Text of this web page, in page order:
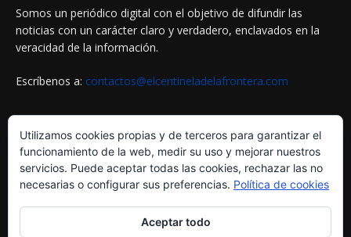
Somos un periódico digital con el objetivo de difundir las
noticias con un carácter claro y verdadero, enclavados en la
veracidad de la información.
Escríbenos a: contactos@elcentineladelafrontera.com
SIGUENOS EN
Utilizamos cookies propias y de terceros para garantizar el
funcionamiento de la web, medir su uso y mejorar nuestros
servicios. Puede aceptar todas las cookies, rechazar las no
necesarias o configurar sus preferencias. Política de cookies
Aceptar todo